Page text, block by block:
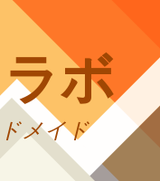
ボ
メイド